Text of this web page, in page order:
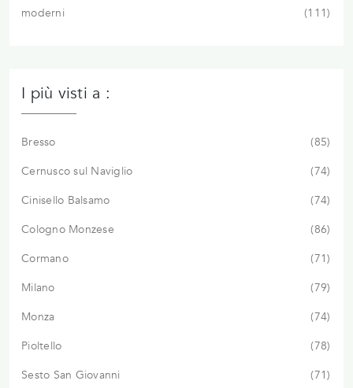
moderni
111
I più visti a :
Bresso
85
Cernusco sul Naviglio
74
Cinisello Balsamo
74
Cologno Monzese
86
Cormano
71
Milano
79
Monza
74
Pioltello
78
Sesto San Giovanni
71